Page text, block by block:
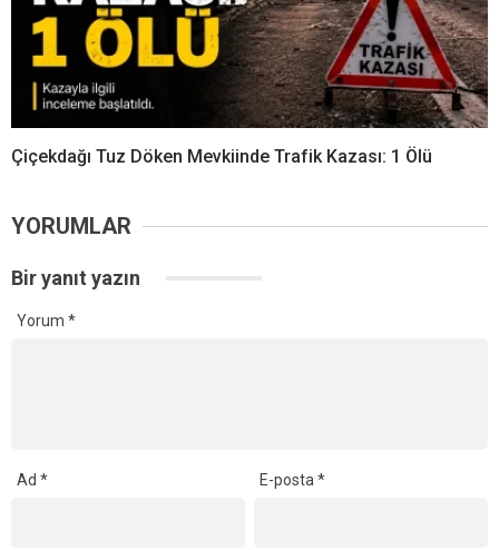
Çiçekdağı Tuz Döken Mevkiinde Trafik Kazası: 1 Ölü
YORUMLAR
Bir yanıt yazın
Yorum *
Ad * E-posta*